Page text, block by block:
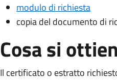
modulo di richiesta
copia del documento di
Cosa si
Il certificato o estratto